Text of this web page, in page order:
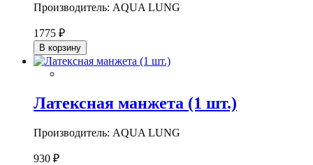
Производитель: AQUA LUNG
1775 ₽
В корзину
Латексная манжета (1 шт.)
Производитель: AQUA LUNG
930 ₽